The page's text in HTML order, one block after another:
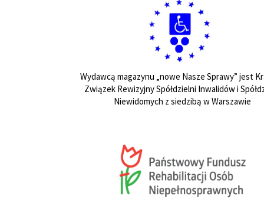
Wydawcą magazynu „nowe Nasze Sprawy” jest
Związek Rewizyjny Spółdzielni Inwalidów i
Niewidomych z siedzibą w Warszawie